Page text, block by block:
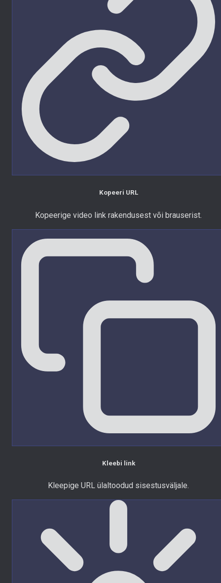
Kopeeri URL
Kopeerige video link rakendusest või brauserist.
Kleebi link
Kleepige URL ülaltoodud sisestusväljale.